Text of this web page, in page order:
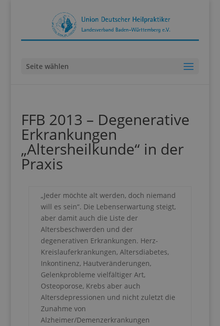
Seite wählen
FFB 2013 – Degenerative
Erkrankungen
„Altersheilkunde“ in der
Praxis
„Jeder möchte alt werden, doch niemand
will es sein“. Die Lebenserwartung steigt,
aber damit auch die Liste der
Altersbeschwerden und der
degenerativen Erkrankungen. Herz-
Kreislauferkrankungen, Altersdiabetes,
Inkontinenz, Hautveränderungen,
Gelenkprobleme vielfältiger Art,
Osteoporose, Krebs aber auch
Altersdepressionen und nicht zuletzt die
Zunahme von
Alzheimer/Demenzerkrankungen